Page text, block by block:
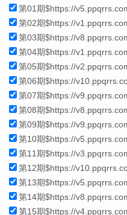
第01期$https://
第02期$https://
第03期$https://
第04期$https://
第05期$https://
第06期$https://
第07期$https://
第08期$https://
第09期$https://
第10期$https://
第11期$https://
第12期$https://
第13期$https://
第14期$https://
第15期$https://